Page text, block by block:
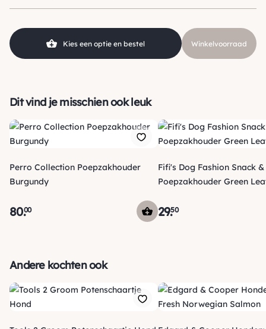
Je ontvangt een track & trace code van ons zodat je je
pakketje kan volgen. Voor orders tot € 15.00 zijn de
verzendkosten € 5.95, daarna € 3.95
en gratis vanaf €
Kies een optie en bestel Winkelvoorraad
Dit vind je misschien ook leuk
Perro Collection Poepzakhouder
Burgundy
80.00
Fifi's Dog Fashion Snack &
Poepzakhouder Green
29.50
Andere kochten ook